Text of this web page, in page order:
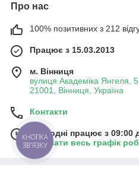
Про нас
100% позитивних з 212
Працює з 15.03.2013
м. Вінниця
вулиця Академіка Янгеля,
21001, Вінниця, Україна
Контакти
Сьогодні працює з 09:00
Показати весь графік
КНОПКА
ЗВ'ЯЗКУ